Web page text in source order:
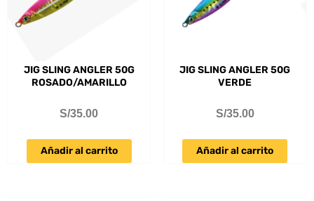
JIG SLING ANGLER 50G
ROSADO/AMARILLO
S/35.00
Añadir al carrito
JIG SLING ANGLER 50G
VERDE
S/35.00
Añadir al carrito